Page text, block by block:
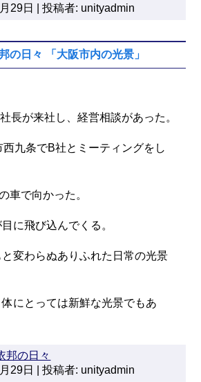
29日 | 投稿者: unityadmin
の日々 「大阪市内の光景」
長が来社し、経営相談があった。
九条でB社とミーティングをし
車で向かった。
に飛び込んでくる。
変わらぬありふれた日常の光景
にとっては新鮮な光景でもあ
邦の日々
29日 | 投稿者: unityadmin